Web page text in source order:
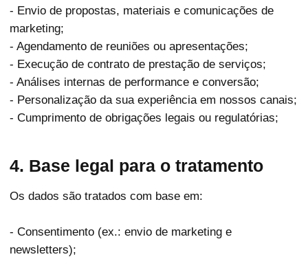
- Envio de propostas, materiais e comunicações de
marketing;
- Agendamento de reuniões ou apresentações;
- Execução de contrato de prestação de serviços;
- Análises internas de performance e conversão;
- Personalização da sua experiência em nossos canais;
- Cumprimento de obrigações legais ou regulatórias;
4. Base legal para o tratamento
Os dados são tratados com base em:
- Consentimento (ex.: envio de marketing e
newsletters);